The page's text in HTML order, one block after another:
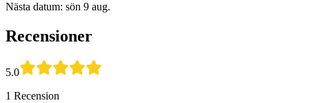
Nästa datum: sön 9 aug.
Recensioner
5.0
1 Recension